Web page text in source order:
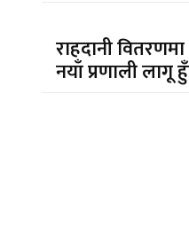
राहदानी
नयाँ प्रणाली लागू